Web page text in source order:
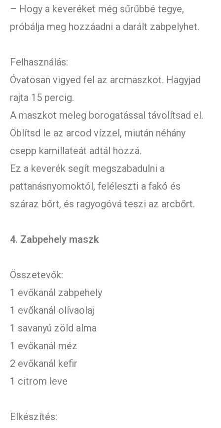
– Hogy a keveréket még sűrűbbé tegye,
próbálja meg hozzáadni a darált zabpelyhet.
Felhasználás:
Óvatosan vigyed fel az arcmaszkot. Hagyjad
rajta 15 percig.
A maszkot meleg borogatással távolítsad el.
Öblítsd le az arcod vízzel, miután néhány
csepp kamillateát adtál hozzá.
Ez a keverék segít megszabadulni a
pattanásnyomoktól, feléleszti a fakó és
száraz bőrt, és ragyogóvá teszi az arcbőrt.
4. Zabpehely maszk
Összetevők:
1 evőkanál zabpehely
1 evőkanál olívaolaj
1 savanyú zöld alma
1 evőkanál méz
2 evőkanál kefir
1 citrom leve
Elkészítés: